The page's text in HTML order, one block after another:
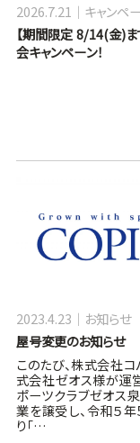
【期間限定 8/14(金)ま
会キャンペーン！
2026.7.21
キャンペ
屋号変更のお知らせ
2023.4.23 お知らせ
このたび、株式会社コ
式会社ゼオス様が運
ポーツクラブゼオス
業を譲受し、令和５
り「…